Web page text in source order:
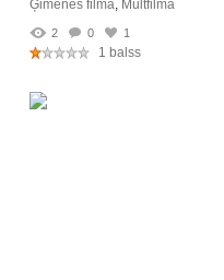
Ģimenes filma, Multfilma
2 0 1
1 balss